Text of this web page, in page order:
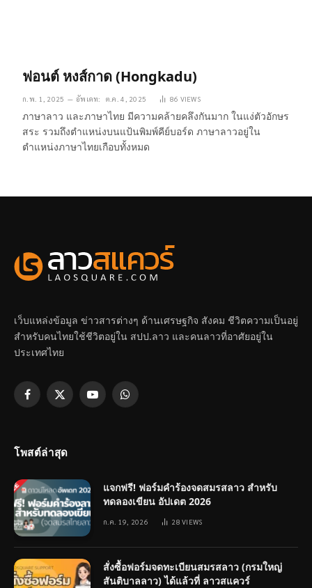
ฟอนต์ หงส์กาด (Hongkadu)
ก.พ. 1, 2025 อัพเดท: ต.ค. 4, 2025 86 VIEWS
ภาษาลาว และภาษาไทย มีความคล้ายคลึงกันมาก ในแง่ตัวอักษร
สระ รวมถึงตำแหน่งบนแป้นพิมพ์คีย์บอร์ด ภาษาลาวอยู่ใน
ตำแหน่งภาษาไทยเกือบทั้งหมด
เว็บแหล่งข้อมูล ข่าวสารต่างๆ ด้านเศรษฐกิจ สังคม ชีวิตความเป็นอยู่
สำหรับคนไทยใช้ชีวิตอยู่ใน สปป.ลาว และคนลาวที่อาศัยอยู่ใน
ประเทศไทย
Facebook
X
YouTubeWhatsApp
โพสต์ล่าสุด
แจกฟรี! ฟอร์มคำร้องจดสมรสลาว สำหรับ
ทดลองเขียน อัปเดต 2026
ก.ค. 19, 2026 28VIEWS
สั่งซื้อฟอร์มจดทะเบียนสมรสลาว (กรมใหญ่
สันติบาลลาว) ได้แล้วที่ ลาวสแควร์